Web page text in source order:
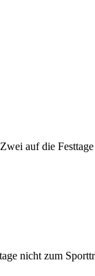
auf die
nicht zum